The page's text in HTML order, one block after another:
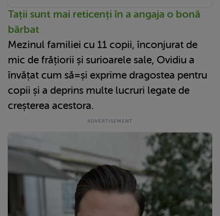
Tații sunt mai reticenți în a angaja o bonă
bărbat
Mezinul familiei cu 11 copii, înconjurat de
mic de frățiorii și surioarele sale, Ovidiu a
învățat cum să=și exprime dragostea pentru
copii și a deprins multe lucruri legate de
creșterea acestora.